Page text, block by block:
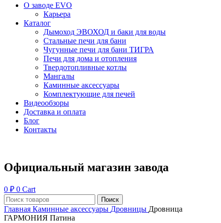
О заводе EVO
Карьера
Каталог
Дымоход ЭВОХОД и баки для воды
Стальные печи для бани
Чугунные печи для бани ТИГРА
Печи для дома и отопления
Твердотопливные котлы
Мангалы
Каминные аксессуары
Комплектующие для печей
Видеообзоры
Доставка и оплата
Блог
Контакты
Официальный магазин завода
0 ₽ 0 Cart
Поиск
Главная Каминные аксессуары Дровницы Дровница
ГАРМОНИЯ Патина